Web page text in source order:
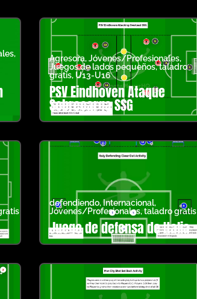
,
Agresora,Jóvenes/Profesionales,
Juegos de lados pequeños,taladro
gratis, U13-U16
PSV Eindhoven Ataque
Sobrecarga SSG
defendiendo,Internacional,
Jóvenes/Profesionales,taladro gratis
Juego de defensa de Italia